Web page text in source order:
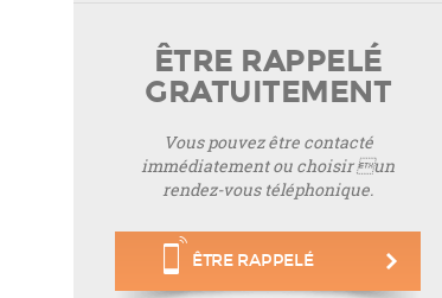
ÊTRE RAPPELÉ
GRATUITEMENT
Vous pouvez être contacté
immédiatement ou choisir un
rendez-vous téléphonique.
ÊTRE RAPPELÉ